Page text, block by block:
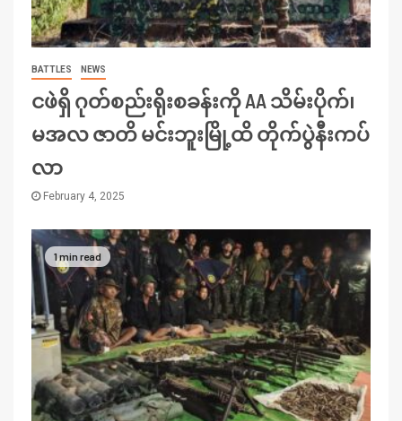
BATTLES NEWS
ငဖဲရှိ ဂုတ်စည်းရိုးစခန်းကို AA သိမ်းပိုက်၊
မအလ ဇာတိ မင်းဘူးမြို့ထိ တိုက်ပွဲနီးကပ်
လာ
February 4, 2025
1 min read